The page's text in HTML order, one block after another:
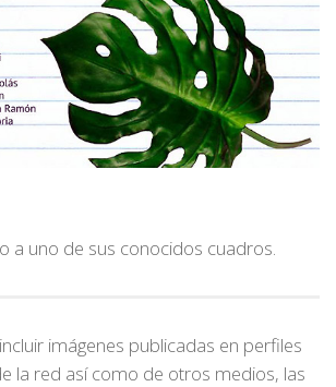
a uno de sus conocidos cuadros.
imágenes publicadas en perfiles
la red así como de otros medios, las